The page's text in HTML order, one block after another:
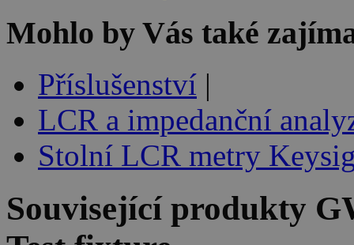
Mohlo by Vás také
Příslušenství |
LCR a impedanční
Stolní LCR metry
Související produkty